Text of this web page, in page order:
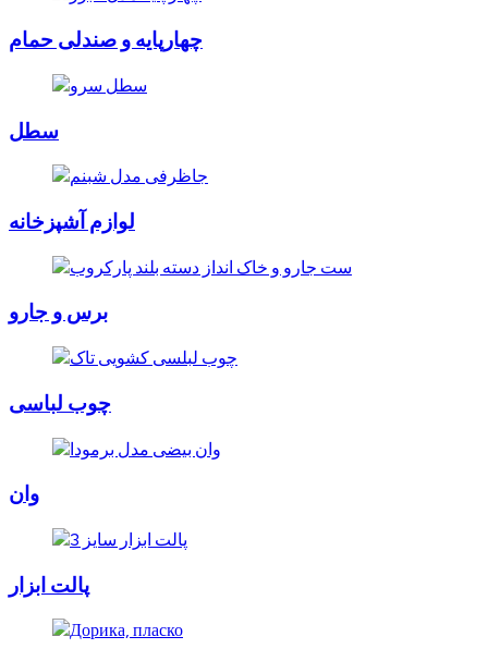
چهارپایه و صندلی حمام
سطل
لوازم آشپزخانه
برس و جارو
چوب لباسی
وان
پالت ابزار